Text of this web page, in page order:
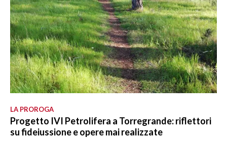
LA PROROGA
Progetto IVI Petrolifera a Torregrande: riflettori
su fideiussione e opere mai realizzate